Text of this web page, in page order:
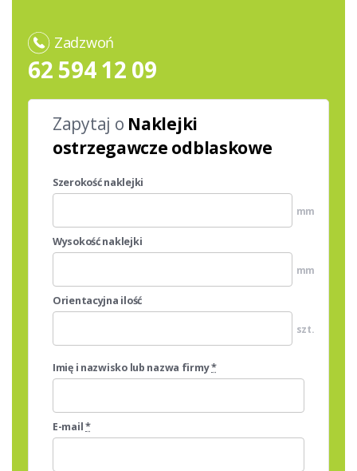
Zadzwoń
62 594 12 09
Zapytaj o Naklejki
ostrzegawcze odblaskowe
Szerokość naklejki
mm
Wysokość naklejki
mm
Orientacyjna ilość
szt.
Imię i nazwisko lub nazwa firmy*
E-mail*